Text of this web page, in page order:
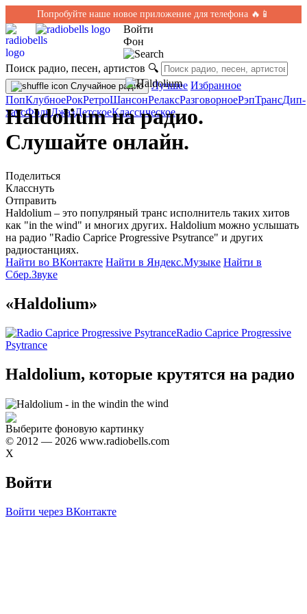
Попробуйте наше новое приложение для телефона 🔥📱
Войти
Фон
Поиск радио, песен, артистов 🔍
Случайное радио Лучшее Избранное
ПопКлубноеРокРетроШансонРелаксРазговорноеРэпТрансДип-
хаусФолкДжазДетскоеКлассическое
Haldolium на радио.
Слушайте онлайн.
Поделиться
Класснуть
Отправить
Haldolium – это популряный транс исполнитель таких хитов
как "in the wind" и многих других. Haldolium можно услышать
на радио "Radio Caprice Progressive Psytrance" и других
радиостанциях.
Найти во ВКонтакте Найти в Яндекс.Музыке Найти в
Сбер.Звуке
«Haldolium»
Radio Caprice Progressive
Psytrance
Haldolium, которые крутятся на радио
in the wind
Выберите фоновую картинку
© 2012 — 2026 www.radiobells.com
X
Войти
Войти через ВКонтакте